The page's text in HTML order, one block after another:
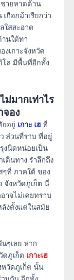
ชายหาดด้าน
กือกม้าเรียกว่า
ใสสะอาด
นใต้ทา
งเกาะจังหวัด
โล มีพื้นที่อีกทั้ง
มากเท่าไร
จอง
ยอยู่ เกาะ เฮที่
ส่วนที่ราบ ที่อยู่
งนิดหน่อยเป็น
ดินทาง รำลึกถึง
ๆที่ ภาคใต้ ของ
จังหวัดภูเก็ต นี่
าจไม่เคยทราบ
งตั้งแต่ในสมัย
ๆเลย หาก
ดภูเก็ต เกาะเฮ
หวัดภูเก็ต นั้น